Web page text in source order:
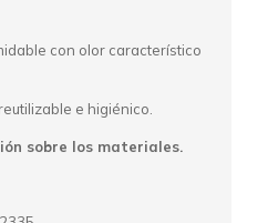
con olor característico
e higiénico.
sobre los materiales.